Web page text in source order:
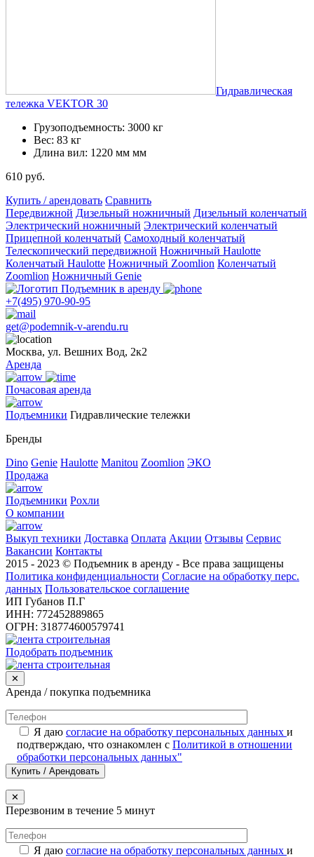
Гидравлическая
тележка VEKTOR 30
Грузоподъемность: 3000 кг
Вес: 83 кг
Длина вил: 1220 мм мм
610 руб.
Купить / арендовать Сравнить
Передвижной Дизельный ножничный Дизельный коленчатый
Электрический ножничный Электрический коленчатый
Прицепной коленчатый Самоходный коленчатый
Телескопический передвижной Ножничный Haulotte
Коленчатый Haulotte Ножничный Zoomlion Коленчатый
Zoomlion Ножничный Genie
+7(495) 970-90-95
get@podemnik-v-arendu.ru
Москва, ул. Вешних Вод, 2к2
Аренда
Почасовая аренда
Подъемники Гидравлические тележки
Бренды
Dino Genie Haulotte Manitou Zoomlion ЭКО
Продажа
Подъемники Рохли
О компании
Выкуп техники Доставка Оплата Акции Отзывы Сервис
Вакансии Контакты
2015 - 2023 © Подъемник в аренду - Все права защищены
Политика конфиденциальности Согласие на обработку перс.
данных Пользовательское соглашение
ИП Губанов П.Г
ИНН: 772452889865
ОГРН: 318774600579741
Подобрать подъемник
✕
Аренда / покупка подъемника
Я даю согласие на обработку персональных данных и
подтверждаю, что ознакомлен с Политикой в отношении
обработки персональных данных"
✕
Перезвоним в течение 5 минут
Я даю согласие на обработку персональных данных и